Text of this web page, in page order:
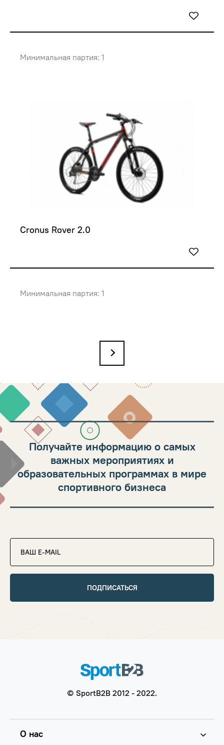
Минимальная партия: 1
Cronus Rover 2.0
Минимальная партия: 1
→
Получайте информацию о самых
важных мероприятиях и
образовательных программах в мире
спортивного бизнеса
ПОДПИСАТЬСЯ
© SportB2B 2012 - 2022.
О нас